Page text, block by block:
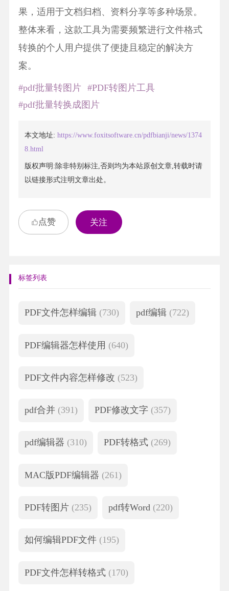
果，适用于文档归档、资料分享等多种场景。
整体来看，这款工具为需要频繁进行文件格式
转换的个人用户提供了便捷且稳定的解决方
案。
#pdf批量转图片
#PDF转图片工具
#pdf批量转换成图片
本文地址: https://www.foxitsoftware.cn/pdfbianji/news/1374
8.html
版权声明:除非特别标注,否则均为本站原创文章,转载时请
以链接形式注明文章出处。
点赞 关注
标签列表
PDF文件怎样编辑 (730) pdf编辑 (722)
PDF编辑器怎样使用 (640)
PDF文件内容怎样修改 (523)
pdf合并 (391) PDF修改文字 (357)
pdf编辑器 (310) PDF转格式 (269)
MAC版PDF编辑器 (261)
PDF转图片 (235) pdf转Word (220)
如何编辑PDF文件 (195)
PDF文件怎样转格式 (170)